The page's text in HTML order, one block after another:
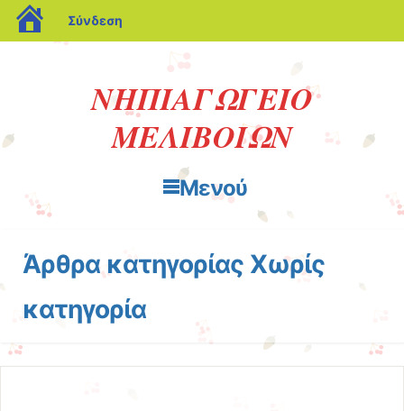
blogs.sch.gr
Σύνδεση
ΝΗΠΙΑΓΩΓΕΙΟ
ΜΕΛΙΒΟΙΩΝ
Μενού
Μετάβαση στο περιεχόμενο
Άρθρα κατηγορίας Χωρίς
κατηγορία